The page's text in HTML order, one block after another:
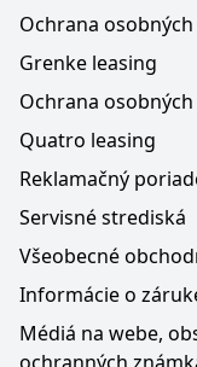
Ochrana
Grenke leasing
Ochrana
Quatro leasing
Reklamačný
Servisné strediská
Všeobecné
Informácie o
Médiá na webe,